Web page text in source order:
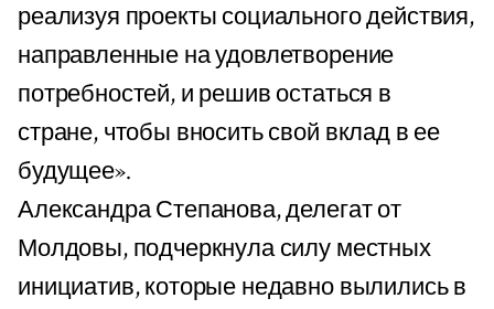
реализуя проекты социального действия,
направленные на удовлетворение
потребностей, и решив остаться в
стране, чтобы вносить свой вклад в ее
будущее».
Александра Степанова, делегат от
Молдовы, подчеркнула силу местных
инициатив, которые недавно вылились в